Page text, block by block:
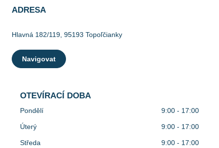
ADRESA
Hlavná 182/119, 95193 Topoľčianky
Navigovat
OTEVÍRACÍ DOBA
Pondělí 9:00 - 17:00
Úterý 9:00 - 17:00
Středa 9:00 - 17:00